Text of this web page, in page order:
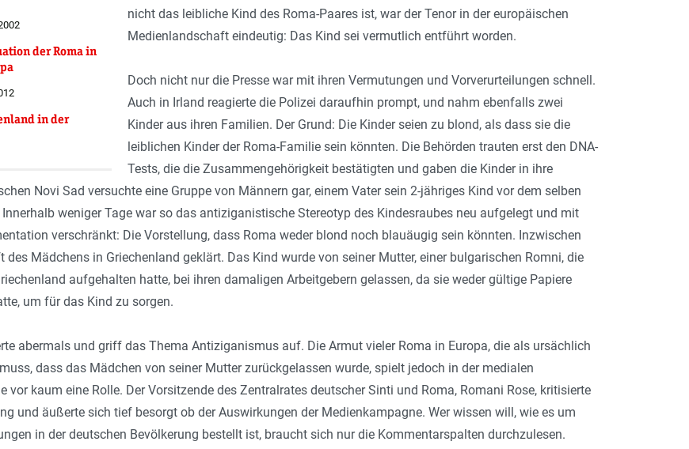
der Roma in
in der
nicht das leibliche Kind des Roma-Paares ist, war der Tenor in der europäischen
Medienlandschaft eindeutig: Das Kind sei vermutlich entführt worden.
Doch nicht nur die Presse war mit ihren Vermutungen und Vorverurteilungen schnell.
Auch in Irland reagierte die Polizei daraufhin prompt, und nahm ebenfalls zwei
Kinder aus ihren Familien. Der Grund: Die Kinder seien zu blond, als dass sie die
leiblichen Kinder der Roma-Familie sein könnten. Die Behörden trauten erst den DNA-
Tests, die die Zusammengehörigkeit bestätigten und gaben die Kinder in ihre
Novi Sad versuchte eine Gruppe von Männern gar, einem Vater sein 2-jähriges Kind vor dem selben
weniger Tage war so das antiziganistische Stereotyp des Kindesraubes neu aufgelegt und mit
verschränkt: Die Vorstellung, dass Roma weder blond noch blauäugig sein könnten. Inzwischen
des Mädchens in Griechenland geklärt. Das Kind wurde von seiner Mutter, einer bulgarischen Romni, die
aufgehalten hatte, bei ihren damaligen Arbeitgebern gelassen, da sie weder gültige Papiere
um für das Kind zu sorgen.
abermals und griff das Thema Antiziganismus auf. Die Armut vieler Roma in Europa, die als ursächlich
dass das Mädchen von seiner Mutter zurückgelassen wurde, spielt jedoch in der medialen
vor kaum eine Rolle. Der Vorsitzende des Zentralrates deutscher Sinti und Roma, Romani Rose, kritisierte
und äußerte sich tief besorgt ob der Auswirkungen der Medienkampagne. Wer wissen will, wie es um
in der deutschen Bevölkerung bestellt ist, braucht sich nur die Kommentarspalten durchzulesen.